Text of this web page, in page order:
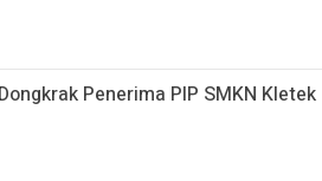
Penerima PIP SMKN Kletek